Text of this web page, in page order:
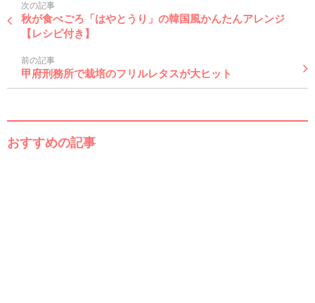
次の記事
秋が食べごろ「はやとうり」の韓国風かんたんアレンジ
【レシピ付き】
前の記事
甲府刑務所で栽培のフリルレタスが大ヒット
おすすめの記事